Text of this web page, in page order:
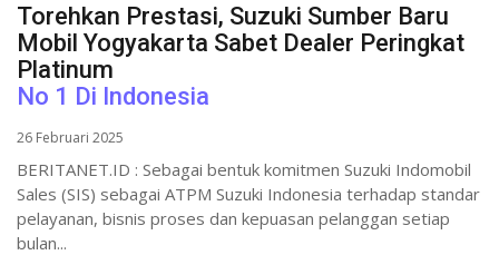
Torehkan Prestasi, Suzuki Sumber Baru
Mobil Yogyakarta Sabet Dealer Peringkat
Platinum
No 1 Di Indonesia
26 Februari 2025
BERITANET.ID : Sebagai bentuk komitmen Suzuki Indomobil
Sales (SIS) sebagai ATPM Suzuki Indonesia terhadap standar
pelayanan, bisnis proses dan kepuasan pelanggan setiap
bulan...